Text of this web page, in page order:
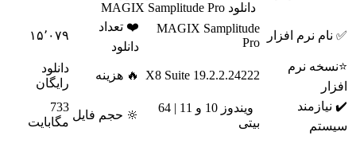
نرم افزار
MAGIX Samplitude
Pro
❤️ تعداد
۱۵٬۰۷۹
نرم
X8 Suite 19.2.2.24222 🔥 هزینه
رایگان
ویندوز 10 و 11 | 64
🔆 حجم فایل
733
مگابایت